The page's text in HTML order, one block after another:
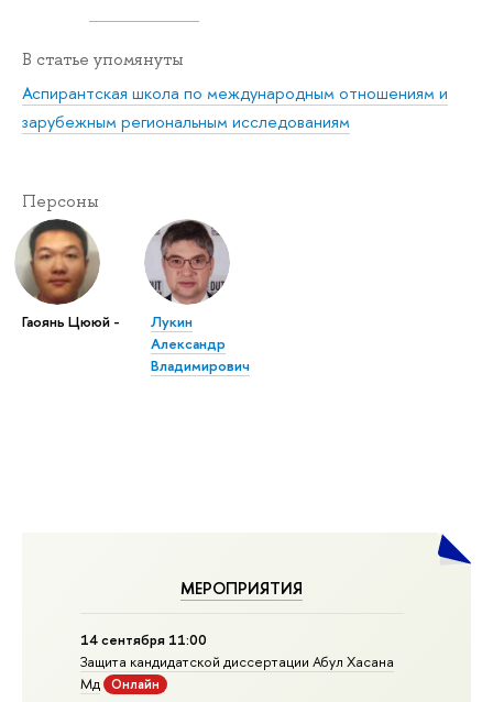
МЕРОПРИЯТИЯ
14 сентября 11:00
Защита кандидатской диссертации Абул Хасана
Мд
Онлайн
В статье упомянуты
Аспирантская школа по международным отношениям и
зарубежным региональным исследованиям
Персоны
Гаоянь Цююй -
Лукин
Александр
Владимирович